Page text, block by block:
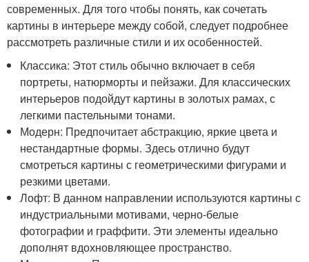
современных. Для того чтобы понять, как сочетать
картины в интерьере между собой, следует подробнее
рассмотреть различные стили и их особенностей.
Классика: Этот стиль обычно включает в себя
портреты, натюрморты и пейзажи. Для классических
интерьеров подойдут картины в золотых рамах, с
легкими пастельными тонами.
Модерн: Предпочитает абстракцию, яркие цвета и
нестандартные формы. Здесь отлично будут
смотреться картины с геометрическими фигурами и
резкими цветами.
Лофт: В данном направлении используются картины с
индустриальными мотивами, черно-белые
фотографии и граффити. Эти элементы идеально
дополнят вдохновляющее пространство.